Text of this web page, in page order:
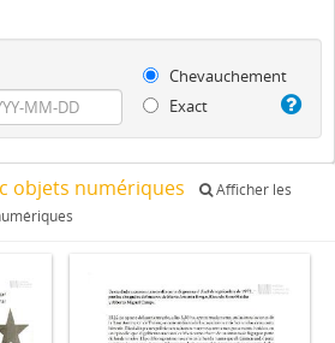
Chevauchement
Exact
objets numériques
Afficher les